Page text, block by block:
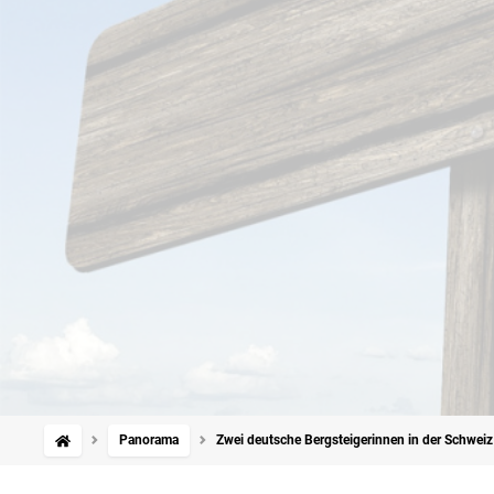
Panorama Zwei deutsche Bergsteigerinnen in der